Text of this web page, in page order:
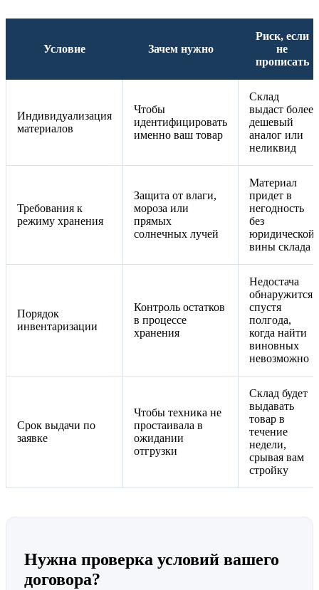
Условие Зачем нужно
Риск, если
не
прописать
Индивидуализация
материалов
Чтобы
идентифицировать
именно ваш товар
Склад
выдаст более
дешевый
аналог или
неликвид
Требования к
режиму хранения
Защита от влаги,
мороза или
прямых
солнечных лучей
Материал
придет в
негодность
без
юридической
вины склада
Порядок
инвентаризации
Контроль остатков
в процессе
хранения
Недостача
обнаружится
спустя
полгода,
когда найти
виновных
невозможно
Срок выдачи по
заявке
Чтобы техника не
простаивала в
ожидании
отгрузки
Склад будет
выдавать
товар в
течение
недели,
срывая вам
стройку
Нужна проверка условий вашего
договора?